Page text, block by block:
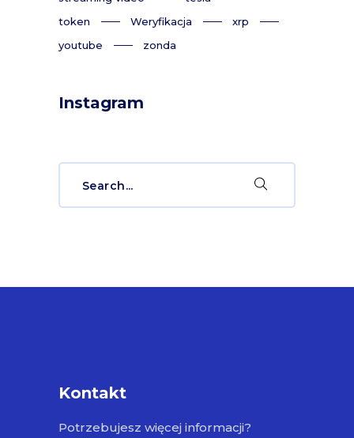
token
Weryfikacja
xrp
youtube
zonda
Instagram
Kontakt
Potrzebujesz więcej informacji?